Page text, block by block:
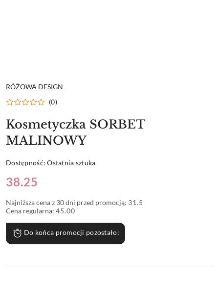
NAZWA
PRODUCENTA:
RÓŻOWA DESIGN
(0)
Kosmetyczka SORBET
MALINOWY
Dostępność:Ostatnia sztuka
Cena:
38.25
Najniższa cena z 30 dni przed promocją: 31.5
Cena regularna: 45.00
Do końca promocji pozostało: